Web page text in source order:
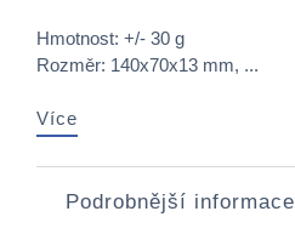
Hmotnost: +/- 30 g
Rozměr: 140x70x13 mm, ...
Více
Podrobnější informace